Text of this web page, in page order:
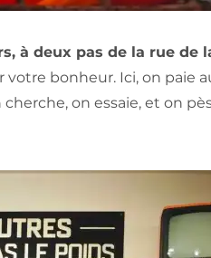
à deux pas de la rue de
bonheur. Ici, on paie
on essaie, et on